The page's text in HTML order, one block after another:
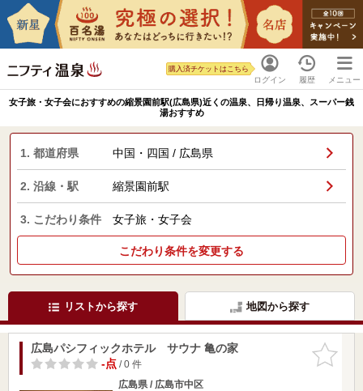
ログイン
購入済チケットはこちら
履歴 メニュー
女子旅・女子会におすすめの縮景園前駅(広島県)近くの温泉、日帰り温泉、スーパー銭
湯おすすめ
1. 都道府県 中国・四国 / 広島県
2. 沿線・駅 縮景園前駅
3. こだわり条件 女子旅・女子会
こだわり条件を変更する
リストから探す 地図から探す
お気に入
りに追加
広島パシフィックホテル サウナ 亀の家
-点/ 0 件
広島県 / 広島市中区